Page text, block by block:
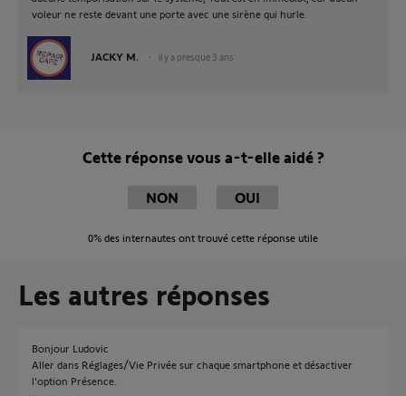
voleur ne reste devant une porte avec une sirène qui hurle.
JACKY M. il y a presque 3 ans
Cette réponse vous a-t-elle aidé ?
NON OUI
0% des internautes ont trouvé cette réponse utile
Les autres réponses
Bonjour Ludovic
Aller dans Réglages/Vie Privée sur chaque smartphone et désactiver
l'option Présence.